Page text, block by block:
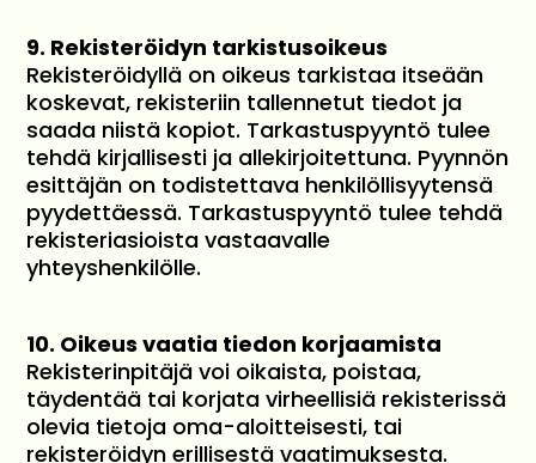
9. Rekisteröidyn tarkistusoikeus
Rekisteröidyllä on oikeus tarkistaa itseään
koskevat, rekisteriin tallennetut tiedot ja
saada niistä kopiot. Tarkastuspyyntö tulee
tehdä kirjallisesti ja allekirjoitettuna. Pyynnön
esittäjän on todistettava henkilöllisyytensä
pyydettäessä. Tarkastuspyyntö tulee tehdä
rekisteriasioista vastaavalle
yhteyshenkilölle.
10. Oikeus vaatia tiedon korjaamista
Rekisterinpitäjä voi oikaista, poistaa,
täydentää tai korjata virheellisiä rekisterissä
olevia tietoja oma-aloitteisesti, tai
rekisteröidyn erillisestä vaatimuksesta.